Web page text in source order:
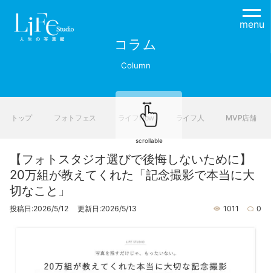
menu
コラム
Column
トップ フォトフェス ライフNow ライフ人 MVP店舗
【フォトスタジオ選びで後悔しないために】
20万組が教えてくれた「記念撮影で本当に大
切なこと」
投稿日:2026/5/12 更新日:2026/5/13 1011 0